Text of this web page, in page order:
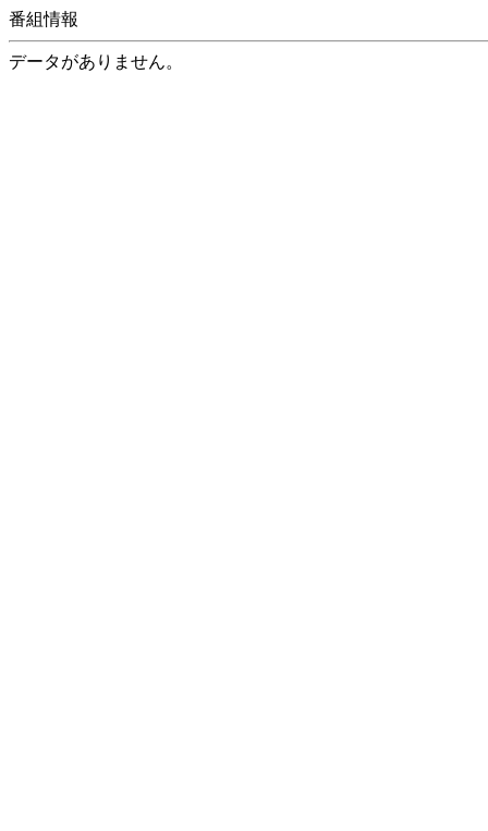
番組情報
データがありません。